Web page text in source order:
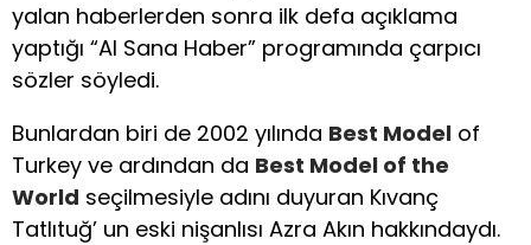
yalan haberlerden sonra ilk defa açıklama
yaptığı “Al Sana Haber” programında çarpıcı
sözler söyledi.
Bunlardan biri de 2002 yılında Best Model of
Turkey ve ardından da Best Model of the
World seçilmesiyle adını duyuran Kıvanç
Tatlıtuğ’ un eski nişanlısı Azra Akın hakkındaydı.